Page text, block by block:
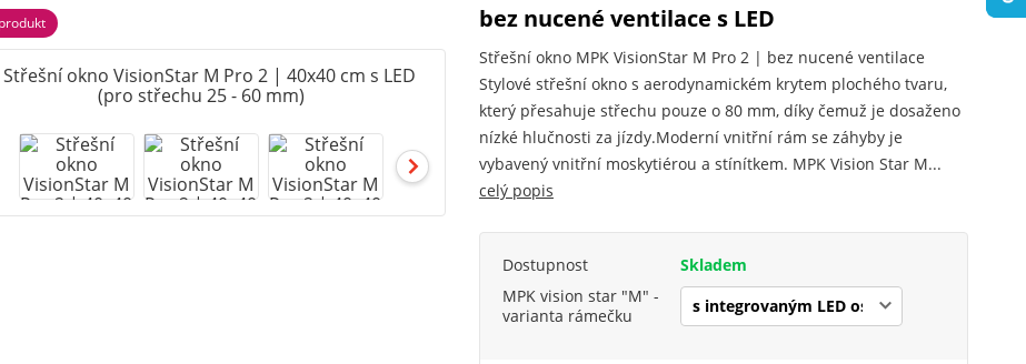
bez nucené ventilace s LED
Střešní okno MPK VisionStar M Pro 2 | bez nucené ventilace
Stylové střešní okno s aerodynamickém krytem plochého tvaru,
který přesahuje střechu pouze o 80 mm, díky čemuž je dosaženo
nízké hlučnosti za jízdy.Moderní vnitřní rám se záhyby je
vybavený vnitřní moskytiérou a stínítkem. MPK Vision Star M...
celý popis
Dostupnost
Skladem
MPK vision star "M" -
varianta rámečku